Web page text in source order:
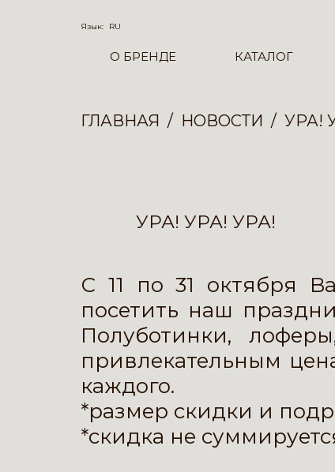
Язык: RU
О БРЕНДЕ КАТАЛОГ
ГЛАВНАЯ НОВОСТИ УРА!
УРА! УРА! УРА!
С 11 по 31 октября
посетить наш
Полуботинки,
привлекательным
каждого.
*размер скидки и
*скидка не